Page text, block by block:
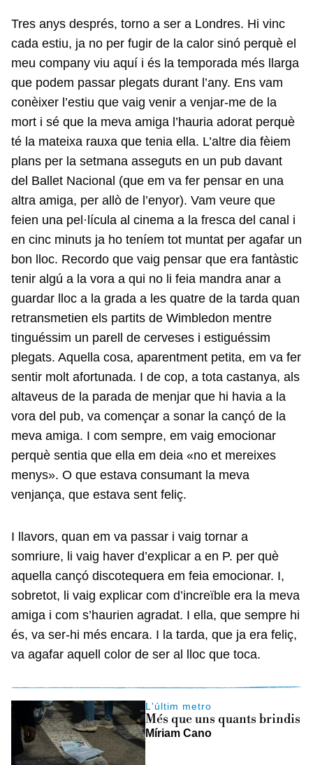
Tres anys després, torno a ser a Londres. Hi vinc
cada estiu, ja no per fugir de la calor sinó perquè el
meu company viu aquí i és la temporada més llarga
que podem passar plegats durant l’any. Ens vam
conèixer l’estiu que vaig venir a venjar-me de la
mort i sé que la meva amiga l’hauria adorat perquè
té la mateixa rauxa que tenia ella. L’altre dia fèiem
plans per la setmana asseguts en un pub davant
del Ballet Nacional (que em va fer pensar en una
altra amiga, per allò de l’enyor). Vam veure que
feien una pel·lícula al cinema a la fresca del canal i
en cinc minuts ja ho teníem tot muntat per agafar un
bon lloc. Recordo que vaig pensar que era fantàstic
tenir algú a la vora a qui no li feia mandra anar a
guardar lloc a la grada a les quatre de la tarda quan
retransmetien els partits de Wimbledon mentre
tinguéssim un parell de cerveses i estiguéssim
plegats. Aquella cosa, aparentment petita, em va fer
sentir molt afortunada. I de cop, a tota castanya, als
altaveus de la parada de menjar que hi havia a la
vora del pub, va començar a sonar la cançó de la
meva amiga. I com sempre, em vaig emocionar
perquè sentia que ella em deia «no et mereixes
menys». O que estava consumant la meva
venjança, que estava sent feliç.
I llavors, quan em va passar i vaig tornar a
somriure, li vaig haver d’explicar a en P. per què
aquella cançó discotequera em feia emocionar. I,
sobretot, li vaig explicar com d’increïble era la meva
amiga i com s’haurien agradat. I ella, que sempre hi
és, va ser-hi més encara. I la tarda, que ja era feliç,
va agafar aquell color de ser al lloc que toca.
L'últim metro
Més que uns quants brindis
Míriam Cano